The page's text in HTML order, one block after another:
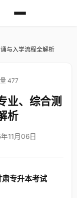
与入学流程全解析
477
业、综合测
析
11月06日
专升本考试